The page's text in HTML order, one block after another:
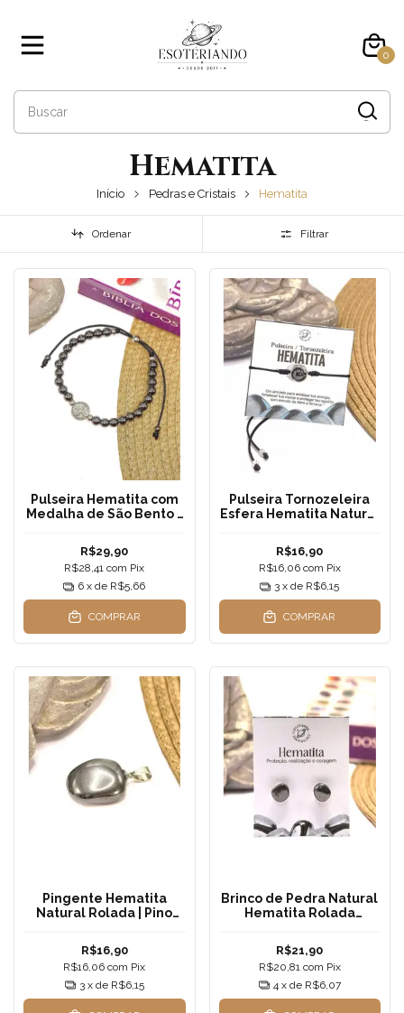
0
Hematita
Início Pedras e Cristais Hematita
Ordenar Filtrar
Pulseira Hematita com
Medalha de São Bento -
Ajustável
R$29,90
R$28,41com Pix
6 x de R$5,66
COMPRAR
Pulseira Tornozeleira
Esfera Hematita Natural
Aterramento e Foco
Total
R$16,90
R$16,06 com Pix
3 x de R$6,15
COMPRAR
Pingente Hematita
Natural Rolada | Pino
Foco e Proteção
Energética
R$16,90
R$16,06com Pix
3 x de R$6,15
Brinco de Pedra Natural
Hematita Rolada
Inoxidável
R$21,90
R$20,81 com Pix
4 x de R$6,07